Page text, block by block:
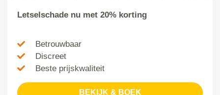
Letselschade nu met 20% korting
Betrouwbaar
Discreet
Beste prijskwaliteit
BEKIJK & BOEK